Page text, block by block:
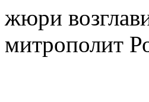
жюри
митрополит